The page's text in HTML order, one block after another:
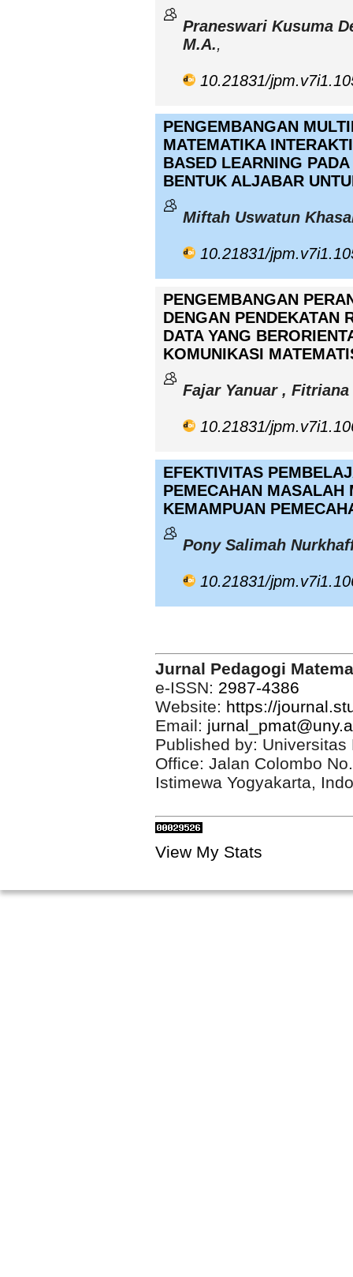
Praneswari Kusuma
M.A.,
10.21831/
PENGEMBANGAN
MATEMATIKA
BASED LEARNING
BENTUK ALJABAR
Miftah Uswatun
10.21831/
PENGEMBANGAN
DENGAN PENDEKATAN
DATA YANG
KOMUNIKASI
Fajar Yanuar ,
10.21831/
EFEKTIVITAS
PEMECAHAN MASALAH
KEMAMPUAN
Pony Salimah
10.21831/
Jurnal Pedagogi
e-ISSN: 2987-4386
Website: https://
Email:
Published by: Universitas
Office: Jalan Colombo
Istimewa Yogyakarta,
View My Stats